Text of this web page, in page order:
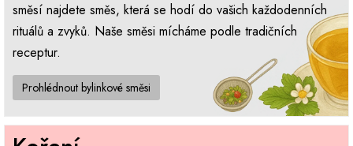
směsí najdete směs, která se hodí do vašich každodenních
rituálů a zvyků. Naše směsi mícháme podle tradičních
receptur.
Prohlédnout bylinkové směsi